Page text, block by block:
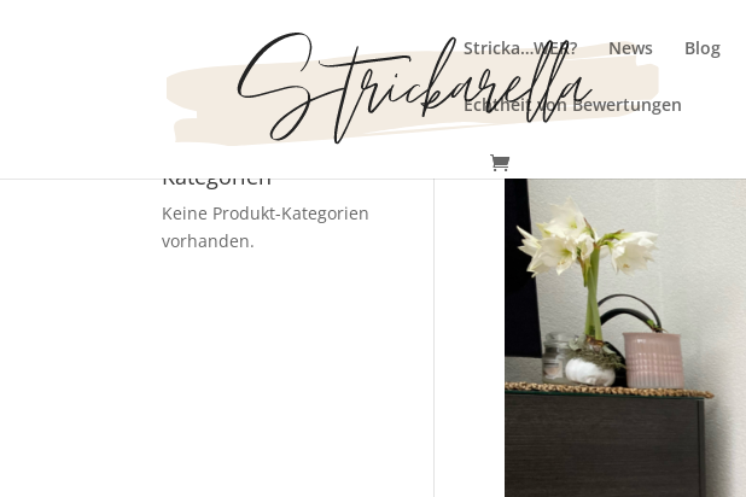
Stricka…WER? News Blog
Echtheit von Bewertungen
Kategorien
Keine Produkt-Kategorien
vorhanden.